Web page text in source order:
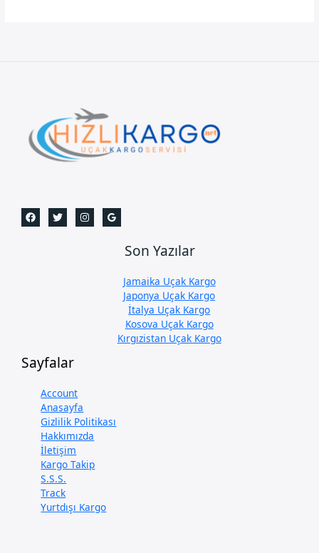
Son Yazılar
Jamaika Uçak Kargo
Japonya Uçak Kargo
İtalya Uçak Kargo
Kosova Uçak Kargo
Kırgızistan Uçak Kargo
Sayfalar
Account
Anasayfa
Gizlilik Politikası
Hakkımızda
İletişim
Kargo Takip
S.S.S.
Track
Yurtdışı Kargo